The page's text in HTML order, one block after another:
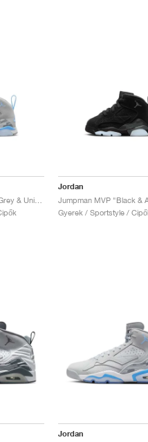
Jumpman MVP "Wolf Grey & University Blue"
Jordan
Gyerek / Sportstyle /
Jordan